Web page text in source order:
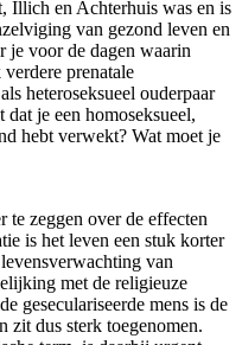
Illich en Achterhuis was en is
van gezond leven en
je voor de dagen waarin
prenatale
heteroseksueel ouderpaar
je een homoseksueel,
hebt verwekt? Wat moet je
te zeggen over de effecten
is het leven een stuk korter
van
met de religieuze
geseculariseerde mens is de
zit dus sterk toegenomen.